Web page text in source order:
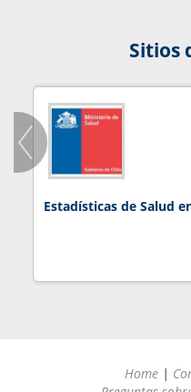
Sitios
Estadísticas de Salud
Home |